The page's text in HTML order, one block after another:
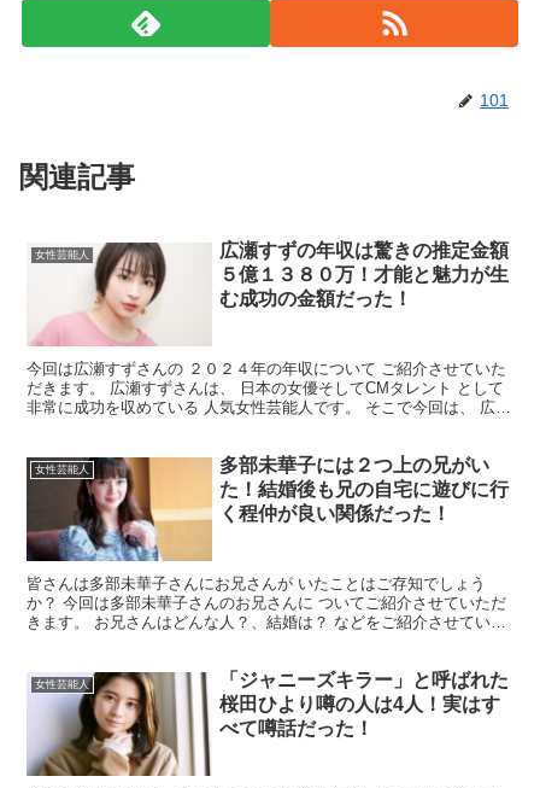
101
関連記事
女性芸能人
広瀬すずの年収は驚きの推定金額
５億１３８０万！才能と魅力が生
む成功の金額だった！
今回は広瀬すずさんの ２０２４年の年収について ご紹介させていた
だきます。 広瀬すずさんは、 日本の女優そしてCMタレント として
非常に成功を収めている 人気女性芸能人です。 そこで今回は、 広瀬
女性芸能人
多部未華子には２つ上の兄がい
た！結婚後も兄の自宅に遊びに行
く程仲が良い関係だった！
皆さんは多部未華子さんにお兄さんが いたことはご存知でしょう
か？ 今回は多部未華子さんのお兄さんに ついてご紹介させていただ
きます。 お兄さんはどんな人？、結婚は？ などをご紹介させていた
女性芸能人
「ジャニーズキラー」と呼ばれた
桜田ひより噂の人は4人！実はす
べて噂話だった！